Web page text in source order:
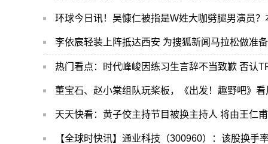
环球今日讯！吴慷仁被指是W姓大咖劈腿男演员
李依宸轻装上阵抵达西安 为搜狐新闻马拉松做准
热门看点：时代峰峻因练习生言辞不当致歉 否认
董宝石、赵小棠组队玩桨板，《出发！趣野吧》
天天快看：黄子佼主持节目被换主持人 将由王仁
【全球时快讯】通业科技（300960）：该股换手